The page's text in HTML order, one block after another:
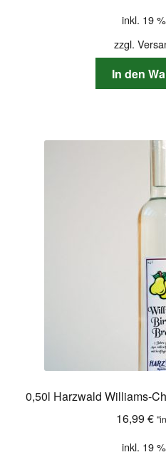
inkl. 19
zzgl.
In den
0,50l Harzwald Williams-
16,99 €
inkl. 19